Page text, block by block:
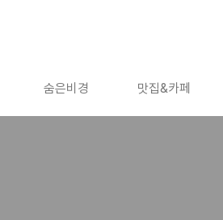
숨은비경 맛집&카페